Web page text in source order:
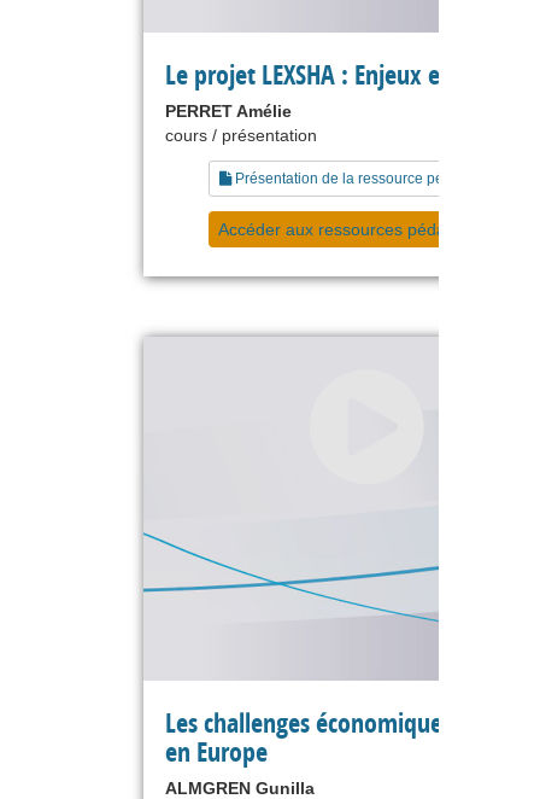
Le projet LEXSHA : Enjeux et
PERRET Amélie
cours / présentation
Présentation de la ressource pédagogique
Accéder aux ressources pédagogiques
Les challenges économiques des
en Europe
ALMGREN Gunilla